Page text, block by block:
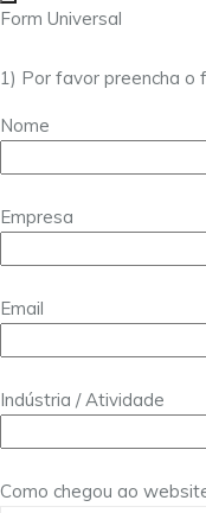
Form Universal
1) Por favor preencha o
Nome
Empresa
Email
Indústria / Atividade
Como chegou ao